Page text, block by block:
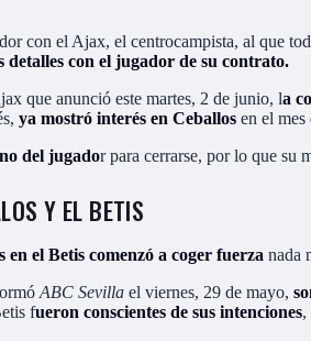
con el Ajax, el centrocampista, al que
detalles con el jugador de su contrato.
que anunció este martes, 2 de junio, la
ya mostró interés en Ceballos en el
del jugador para cerrarse, por lo que su
Y EL BETIS
el Betis comenzó a coger fuerza nada
ABC Sevilla el viernes, 29 de mayo,
fueron conscientes de sus intenciones,